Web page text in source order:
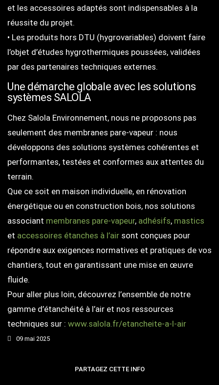
et les accessoires adaptés sont indispensables à la
réussite du projet.
• Les produits hors DTU (hygrovariables) doivent faire
l’objet d’études hygrothermiques poussées, validées
par des partenaires techniques externes.
Une démarche globale avec les solutions
systèmes SALOLA
Chez Salola Environnement, nous ne proposons pas
seulement des membranes pare-vapeur : nous
développons des solutions systèmes cohérentes et
performantes, testées et conformes aux attentes du
terrain.
Que ce soit en maison individuelle, en rénovation
énergétique ou en construction bois, nos solutions
associant membranes pare-vapeur, adhésifs, mastics
et accessoires étanches à l’air sont conçues pour
répondre aux exigences normatives et pratiques de vos
chantiers, tout en garantissant une mise en œuvre
fluide.
Pour aller plus loin, découvrez l’ensemble de notre
gamme d’étanchéité à l’air et nos ressources
techniques sur : www.salola.fr/etancheite-a-l-air
09 mai 2025
PARTAGEZ CETTE INFO